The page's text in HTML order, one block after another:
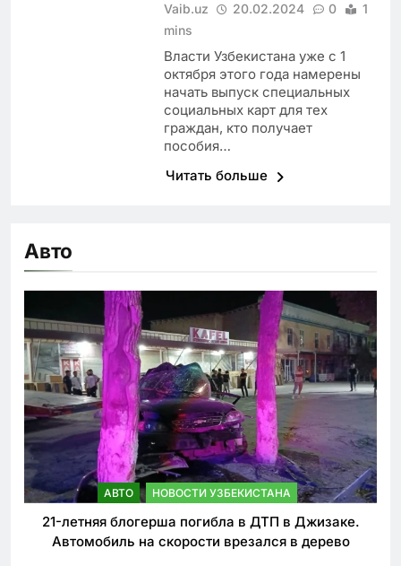
Vaib.uz 20.02.2024 0
1
mins
Власти Узбекистана уже с 1
октября этого года намерены
начать выпуск специальных
социальных карт для тех
граждан, кто получает
пособия…
Читать больше
Авто
АВТО НОВОСТИ УЗБЕКИСТАНА
21-летняя блогерша погибла в ДТП в Джизаке.
Автомобиль на скорости врезался в дерево